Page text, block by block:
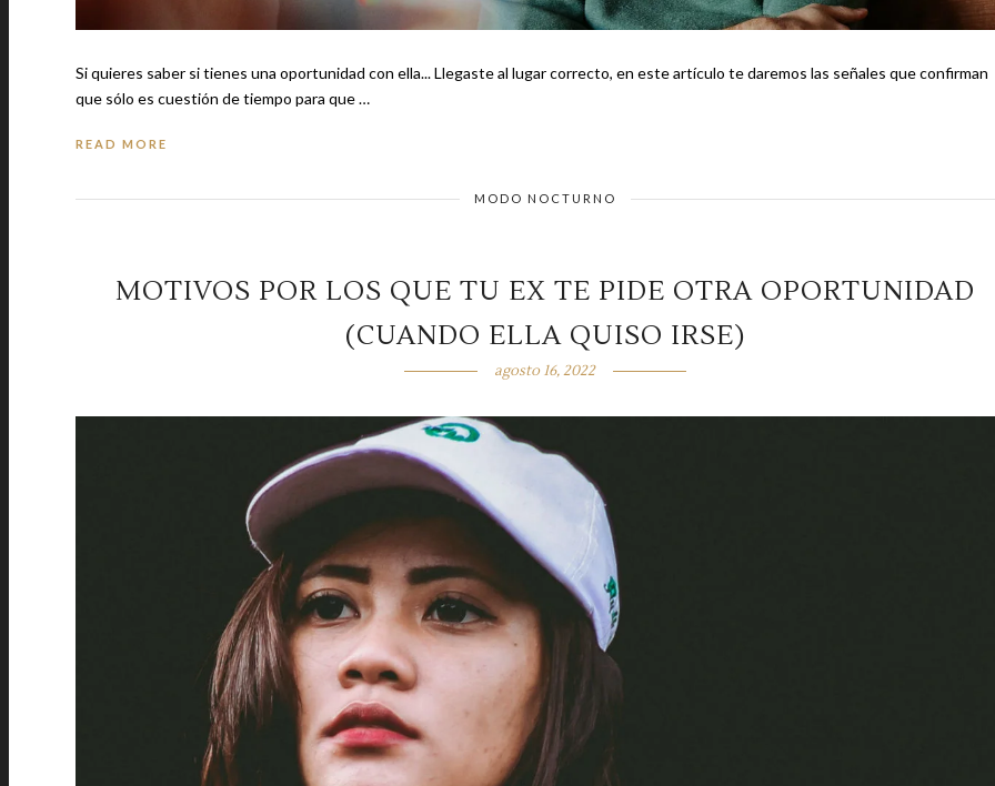
Si quieres saber si tienes una oportunidad con ella... Llegaste al lugar correcto, en este artículo te daremos las señales que confirman
que sólo es cuestión de tiempo para que …
READ MORE
MODO NOCTURNO
MOTIVOS POR LOS QUE TU EX TE PIDE OTRA OPORTUNIDAD
(CUANDO ELLA QUISO IRSE)
agosto 16, 2022